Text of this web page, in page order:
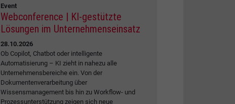
Event
Webconference | KI-gestützte
Lösungen im Unternehmenseinsatz
28.10.2026
Ob Copilot, Chatbot oder intelligente
Automatisierung – KI zieht in nahezu alle
Unternehmensbereiche ein. Von der
Dokumentenverarbeitung über
Wissensmanagement bis hin zu Workflow- und
Prozessunterstützung zeigen sich neue